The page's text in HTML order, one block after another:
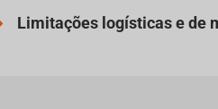
Limitações logísticas e de